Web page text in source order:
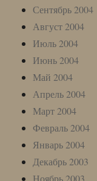
Сентябрь 2004
Август 2004
Июль 2004
Июнь 2004
Май 2004
Апрель 2004
Март 2004
Февраль 2004
Январь 2004
Декабрь 2003
Ноябрь 2003